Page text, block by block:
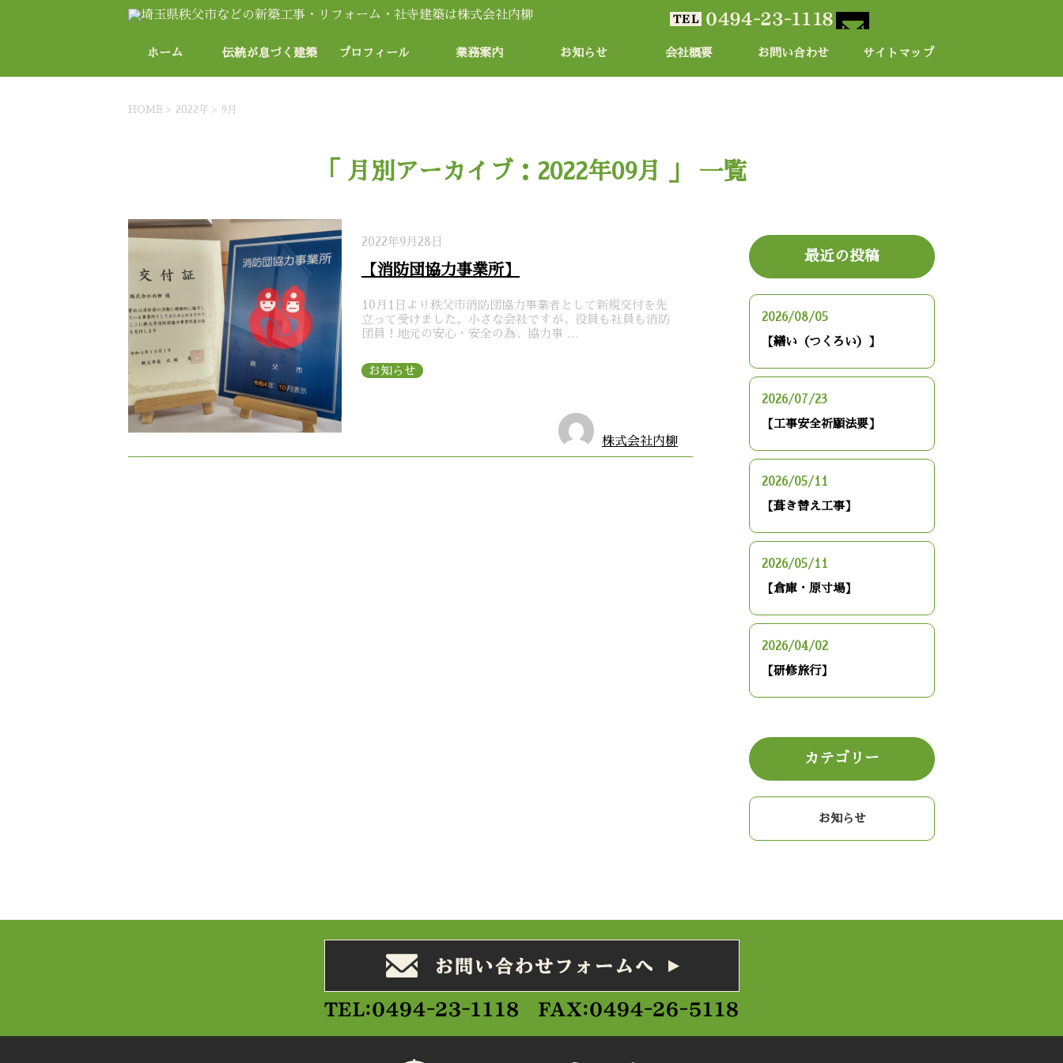
ホーム 伝統が息づく建築 プロフィール 業務案内 お知らせ 会社概要 お問い合わせ サイトマップ
HOME > 2022年 > 9月
「 月別アーカイブ：2022年09月 」 一覧
2022年9月28日
【消防団協力事業所】
10月1日より秩父市消防団協力事業者として新規交付を先
立って受けました。小さな会社ですが、役員も社員も消防
団員！地元の安心・安全の為、協力事 …
株式会社内柳
お知らせ
最近の投稿
2026/08/05
【繕い（つくろい）】
2026/07/23
【工事安全祈願法要】
2026/05/11
【葺き替え工事】
2026/05/11
【倉庫・原寸場】
2026/04/02
【研修旅行】
カテゴリー
お知らせ